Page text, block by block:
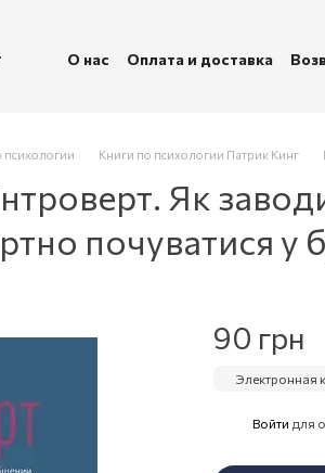
О нас Оплата и доставка
психологии Книги по психологии Патрик Кинг
Як
почуватися у
90 грн
Электронная
Войти для